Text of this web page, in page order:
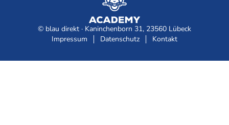
© blau direkt · Kaninchenborn 31, 23560 Lübeck
Impressum
Datenschutz Kontakt